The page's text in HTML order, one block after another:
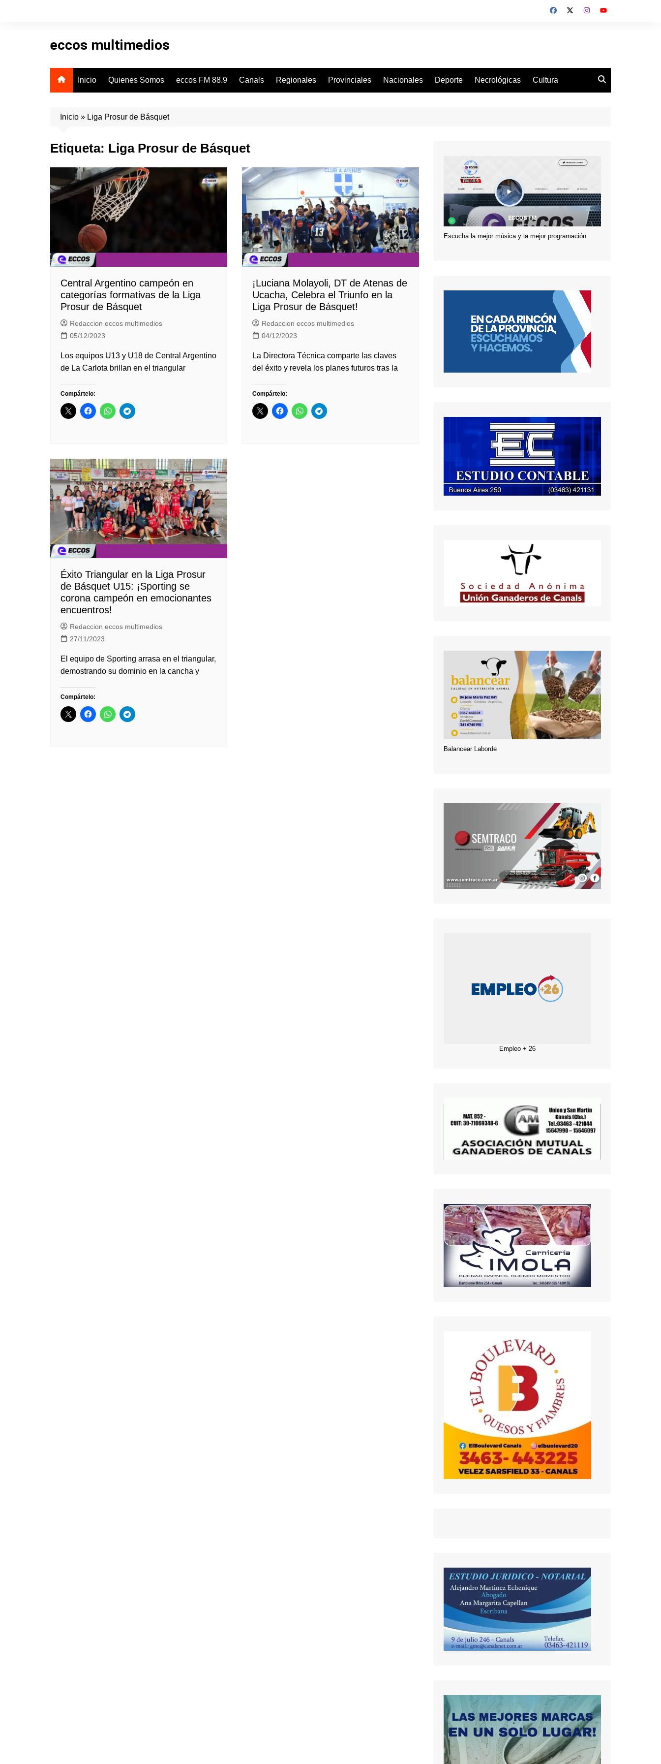
eccos multimedios
Inicio Quienes Somos eccos FM 88.9 Canals Regionales Provinciales Nacionales Deporte Necrológicas Cultura
Inicio » Liga Prosur de Básquet
Etiqueta: Liga Prosur de Básquet
Central Argentino campeón en
categorías formativas de la Liga
Prosur de Básquet
Redaccion eccos multimedios
05/12/2023
Los equipos U13 y U18 de Central Argentino
de La Carlota brillan en el triangular
Compártelo:
¡Luciana Molayoli, DT de Atenas de
Ucacha, Celebra el Triunfo en la
Liga Prosur de Básquet!
Redaccion eccos multimedios
04/12/2023
La Directora Técnica comparte las claves
del éxito y revela los planes futuros tras la
Compártelo:
Éxito Triangular en la Liga Prosur
de Básquet U15: ¡Sporting se
corona campeón en emocionantes
encuentros!
Redaccion eccos multimedios
27/11/2023
El equipo de Sporting arrasa en el triangular,
demostrando su dominio en la cancha y
Compártelo:
Escucha la mejor música y la mejor programación
Balancear Laborde
Empleo + 26